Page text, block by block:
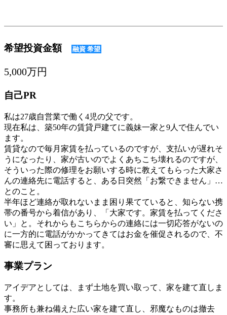
希望投資金額 融資 希望
5,000万円
自己PR
私は27歳自営業で働く4児の父です。
現在私は、築50年の賃貸戸建てに義妹一家と9人で住んでい
ます。
賃貸なので毎月家賃を払っているのですが、支払いが遅れそ
うになったり、家が古いのでよくあちこち壊れるのですが、
そういった際の修理をお願いする時に教えてもらった大家さ
んの連絡先に電話すると、ある日突然「お繋できません」…
とのこと。
半年ほど連絡が取れないまま困り果てていると、知らない携
帯の番号から着信があり、「大家です。家賃を払ってくださ
い」と。それからもこちらからの連絡には一切応答がないの
に一方的に電話がかかってきてはお金を催促されるので、不
審に思えて困っております。
事業プラン
アイデアとしては、まず土地を買い取って、家を建て直しま
す。
事務所も兼ね備えた広い家を建て直し、邪魔なものは撤去